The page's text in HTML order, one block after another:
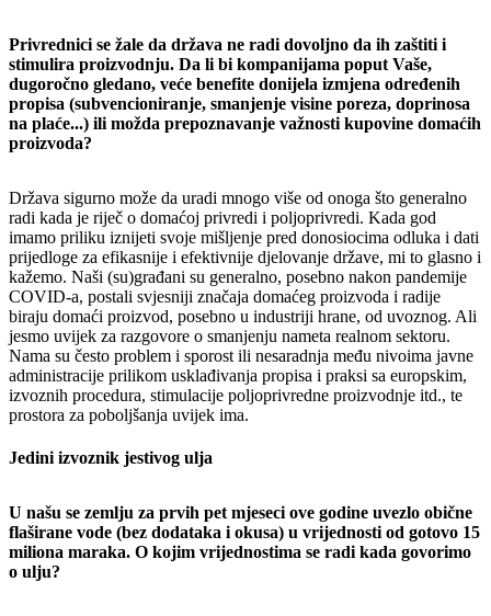
Privrednici se žale da država ne radi dovoljno da ih zaštiti i
stimulira proizvodnju. Da li bi kompanijama poput Vaše,
dugoročno gledano, veće benefite donijela izmjena određenih
propisa (subvencioniranje, smanjenje visine poreza, doprinosa
na plaće...) ili možda prepoznavanje važnosti kupovine domaćih
proizvoda?
Država sigurno može da uradi mnogo više od onoga što generalno
radi kada je riječ o domaćoj privredi i poljoprivredi. Kada god
imamo priliku iznijeti svoje mišljenje pred donosiocima odluka i dati
prijedloge za efikasnije i efektivnije djelovanje države, mi to glasno i
kažemo. Naši (su)građani su generalno, posebno nakon pandemije
COVID-a, postali svjesniji značaja domaćeg proizvoda i radije
biraju domaći proizvod, posebno u industriji hrane, od uvoznog. Ali
jesmo uvijek za razgovore o smanjenju nameta realnom sektoru.
Nama su često problem i sporost ili nesaradnja među nivoima javne
administracije prilikom usklađivanja propisa i praksi sa europskim,
izvoznih procedura, stimulacije poljoprivredne proizvodnje itd., te
prostora za poboljšanja uvijek ima.
Jedini izvoznik jestivog ulja
U našu se zemlju za prvih pet mjeseci ove godine uvezlo obične
flaširane vode (bez dodataka i okusa) u vrijednosti od gotovo 15
miliona maraka. O kojim vrijednostima se radi kada govorimo
o ulju?